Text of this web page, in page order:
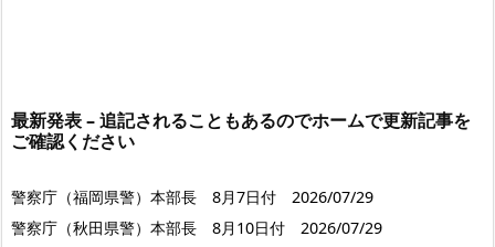
最新発表 – 追記されることもあるのでホームで更新記事を
ご確認ください
警察庁（福岡県警）本部長 8月7日付 2026/07/29
警察庁（秋田県警）本部長 8月10日付 2026/07/29